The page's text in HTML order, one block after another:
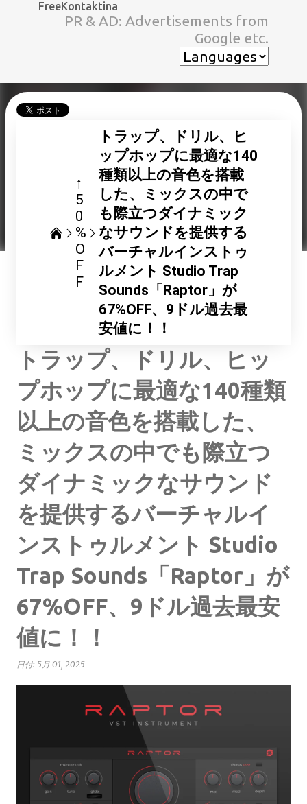
スキップしてメイン コンテンツに移動
FreeKontaktina
PR & AD: Advertisements from
Google etc.
↑
5
0
%
O
F
F
トラップ、ドリル、ヒ
ップホップに最適な140
種類以上の音色を搭載
した、ミックスの中で
も際立つダイナミック
なサウンドを提供する
バーチャルインストゥ
ルメント Studio Trap
Sounds「Raptor」が
67%OFF、9ドル過去最
安値に！！
トラップ、ドリル、ヒッ
プホップに最適な140種類
以上の音色を搭載した、
ミックスの中でも際立つ
ダイナミックなサウンド
を提供するバーチャルイ
ンストゥルメント Studio
Trap Sounds「Raptor」が
67%OFF、9ドル過去最安
値に！！
日付: 5月 01, 2025